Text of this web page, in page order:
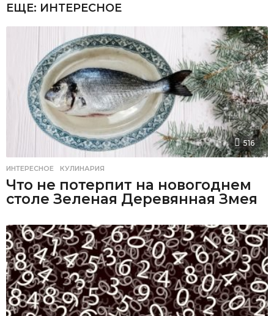
ЕЩЕ: ИНТЕРЕСНОЕ
516
ИНТЕРЕСНОЕ ,КУЛИНАРИЯ
Что не потерпит на новогоднем
столе Зеленая Деревянная Змея